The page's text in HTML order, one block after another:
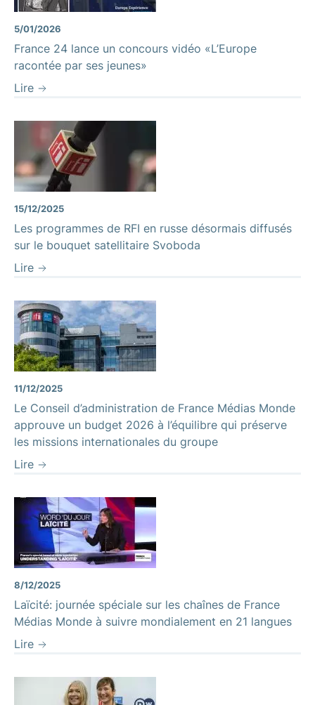
5/01/2026
France 24 lance un concours vidéo «L’Europe
racontée par ses jeunes»
Lire
15/12/2025
Les programmes de RFI en russe désormais diffusés
sur le bouquet satellitaire Svoboda
Lire
11/12/2025
Le Conseil d’administration de France Médias Monde
approuve un budget 2026 à l’équilibre qui préserve
les missions internationales du groupe
Lire
8/12/2025
Laïcité: journée spéciale sur les chaînes de France
Médias Monde à suivre mondialement en 21 langues
Lire